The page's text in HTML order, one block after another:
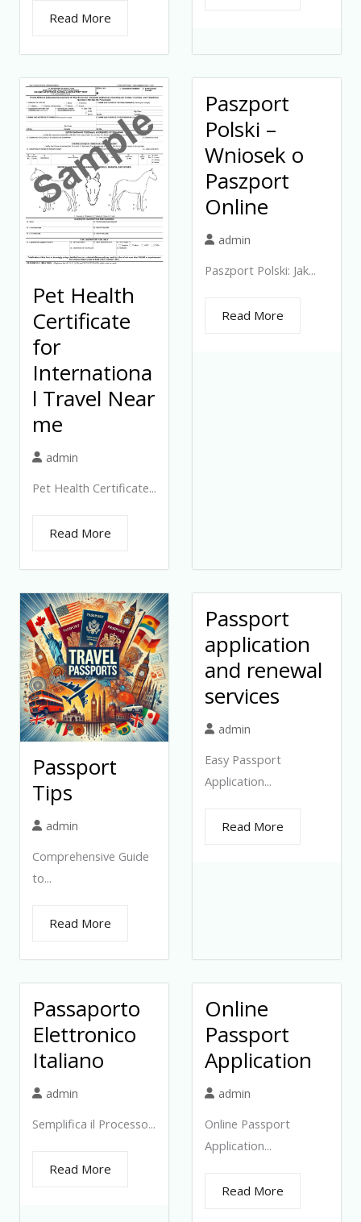
Read More
Pet Health
Certificate
for
Internationa
l Travel Near
me
admin
Pet Health Certificate...
Read More
Paszport
Polski –
Wniosek o
Paszport
Online
admin
Paszport Polski: Jak...
Read More
Passport
Tips
admin
Comprehensive Guide
to...
Read More
Passport
application
and renewal
services
admin
Easy Passport
Application...
Read More
Passaporto
Elettronico
Italiano
admin
Semplifica il Processo...
Read More
Online
Passport
Application
admin
Online Passport
Application...
Read More